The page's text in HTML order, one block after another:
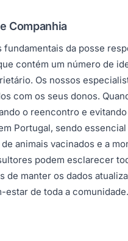
Companhia
da posse
contém um número de
Os nossos
com os seus donos.
o reencontro e
Portugal, sendo
animais vacinados e a
podem esclarecer
de manter os dados
de toda a comunidade.